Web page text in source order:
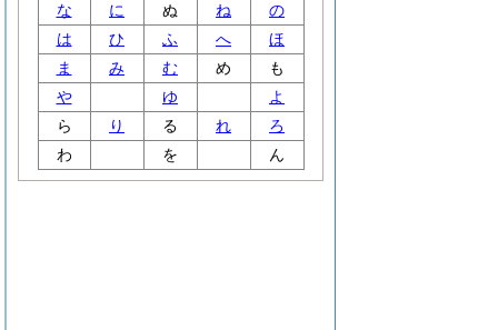
な
に ぬ ね
の
は
ひ ふ へ
ほ
ま
み む め
も
や
ゆ
よ
ら
り る れ
ろ
わ
を ん